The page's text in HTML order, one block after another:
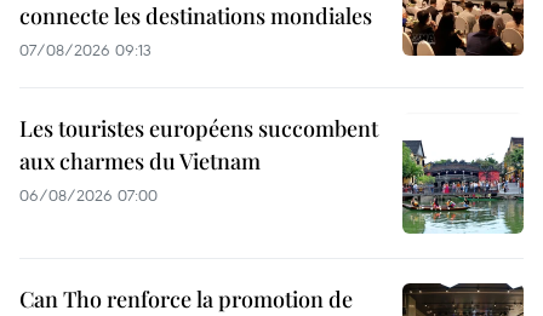
connecte les destinations mondiales
07/08/2026 09:13
Les touristes européens succombent
aux charmes du Vietnam
06/08/2026 07:00
Can Tho renforce la promotion de